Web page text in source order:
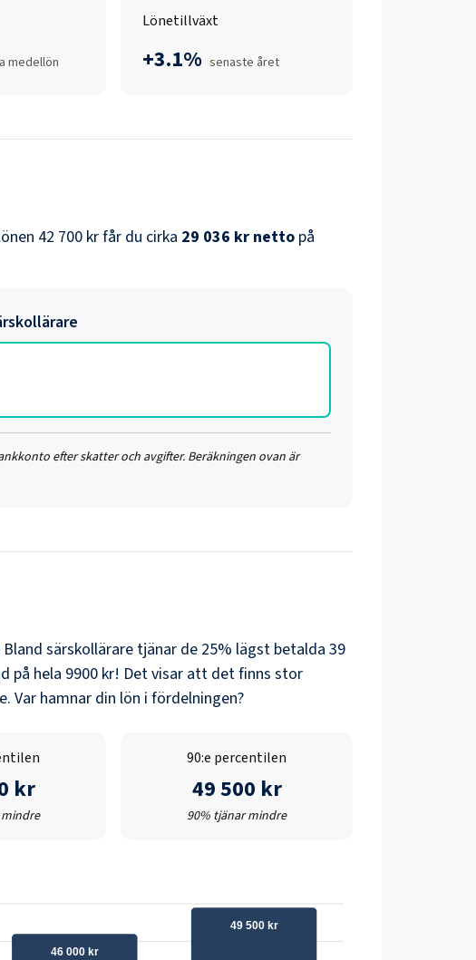
medellön
Lönetillväxt
+3.1% senaste året
42 700 krfår du cirka 29 036 kr netto på
efter skatter och avgifter. Beräkningen ovan är
särskollärare tjänar de 25% lägst betalda 39
på hela 9900 kr! Det visar att det finns stor
Var hamnar din lön i fördelningen?
kr
90:e percentilen
49 500 kr
90% tjänar mindre
46 000 kr
49 500 kr